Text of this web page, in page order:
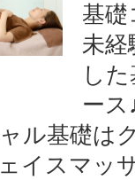
基礎
未経
し
ース
ル基礎は
イスマッ